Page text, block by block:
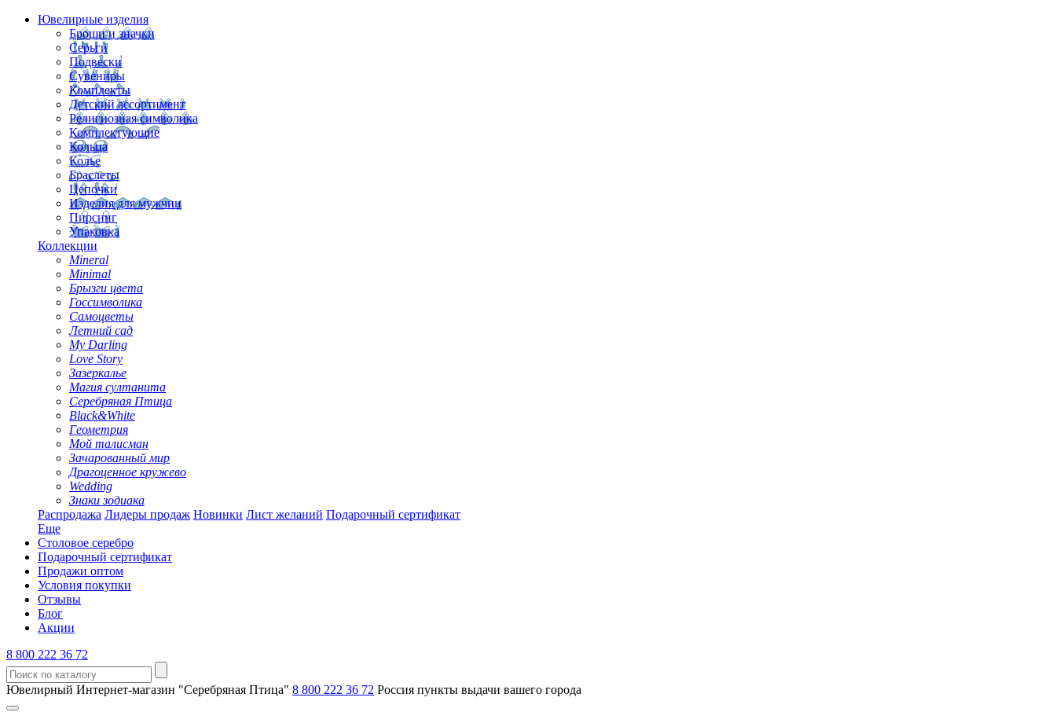
Ювелирные изделия
Броши и значки
Серьги
Подвески
Сувениры
Комплекты
Детский ассортимент
Религиозная символика
Комплектующие
Кольца
Колье
Браслеты
Цепочки
Изделия для мужчин
Пирсинг
Упаковка
Коллекции
Mineral
Minimal
Брызги цвета
Госсимволика
Самоцветы
Летний сад
My Darling
Love Story
Зазеркалье
Магия султанита
Серебряная Птица
Black&White
Геометрия
Мой талисман
Зачарованный мир
Драгоценное кружево
Wedding
Знаки зодиака
Распродажа Лидеры продаж Новинки Лист желаний Подарочный сертификат
Еще
Столовое серебро
Подарочный сертификат
Продажи оптом
Условия покупки
Отзывы
Блог
Акции
8 800 222 36 72
Ювелирный Интернет-магазин "Серебряная Птица" 8 800 222 36 72 Россия пункты выдачи вашего города